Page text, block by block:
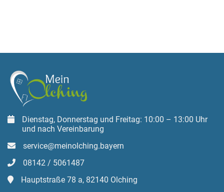
Dienstag, Donnerstag und Freitag: 10:00 – 13:00 Uhr
und nach Vereinbarung
service@meinolching.bayern
08142 / 5061487
Hauptstraße 78 a, 82140 Olching